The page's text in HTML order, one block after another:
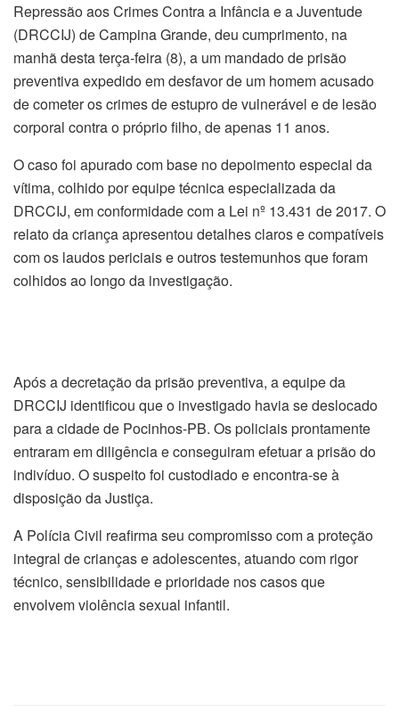
Repressão aos Crimes Contra a Infância e a Juventude
(DRCCIJ) de Campina Grande, deu cumprimento, na
manhã desta terça-feira (8), a um mandado de prisão
preventiva expedido em desfavor de um homem acusado
de cometer os crimes de estupro de vulnerável e de lesão
corporal contra o próprio filho, de apenas 11 anos.
O caso foi apurado com base no depoimento especial da
vítima, colhido por equipe técnica especializada da
DRCCIJ, em conformidade com a Lei nº 13.431 de 2017. O
relato da criança apresentou detalhes claros e compatíveis
com os laudos periciais e outros testemunhos que foram
colhidos ao longo da investigação.
Após a decretação da prisão preventiva, a equipe da
DRCCIJ identificou que o investigado havia se deslocado
para a cidade de Pocinhos-PB. Os policiais prontamente
entraram em diligência e conseguiram efetuar a prisão do
indivíduo. O suspeito foi custodiado e encontra-se à
disposição da Justiça.
A Polícia Civil reafirma seu compromisso com a proteção
integral de crianças e adolescentes, atuando com rigor
técnico, sensibilidade e prioridade nos casos que
envolvem violência sexual infantil.